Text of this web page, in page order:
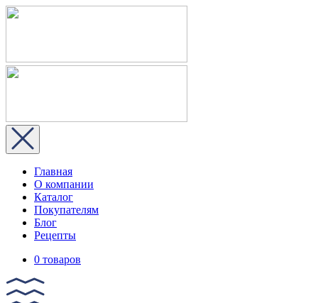
Главная
О компании
Каталог
Покупателям
Блог
Рецепты
0 товаров